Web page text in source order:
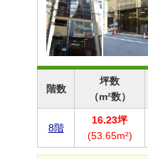
階数
坪数
（m²数）
8階
16.23坪
(53.65m²)